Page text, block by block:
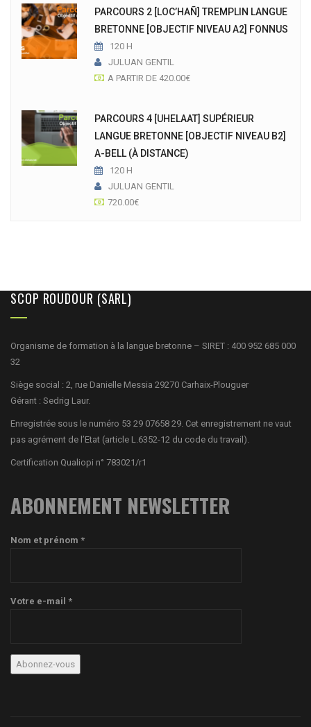
PARCOURS 2 [LOC’HAÑ] TREMPLIN LANGUE
BRETONNE [OBJECTIF NIVEAU A2] FONNUS
120 H
JULUAN GENTIL
A PARTIR DE 420.00€
PARCOURS 4 [UHELAAT] SUPÉRIEUR
LANGUE BRETONNE [OBJECTIF NIVEAU B2]
A-BELL (À DISTANCE)
120 H
JULUAN GENTIL
720.00€
SCOP ROUDOUR (SARL)
Organisme de formation à la langue bretonne – SIRET : 400 952 685 000
32
Siège social : 2, rue Danielle Messia 29270 Carhaix-Plouguer
Gérant : Sedrig Laur.
Enregistrée sous le numéro 53 29 07658 29. Cet enregistrement ne vaut
pas agrément de l’Etat (article L.6352-12 du code du travail).
Certification Qualiopi n° 783021/r1
ABONNEMENT NEWSLETTER
Nom et prénom *
Votre e-mail *